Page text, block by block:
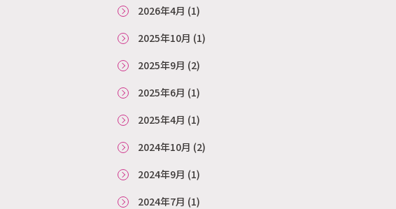
2026年4月 (1)
2025年10月 (1)
2025年9月 (2)
2025年6月 (1)
2025年4月 (1)
2024年10月 (2)
2024年9月 (1)
2024年7月 (1)